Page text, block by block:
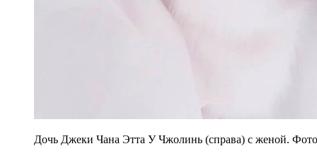
Дочь Джеки Чана Этта У Чжолинь (справа) с женой.